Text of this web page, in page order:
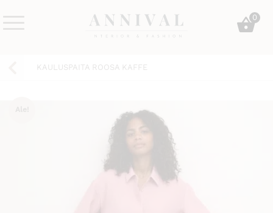
&
0
KAULUSPAITA ROOSA KAFFE